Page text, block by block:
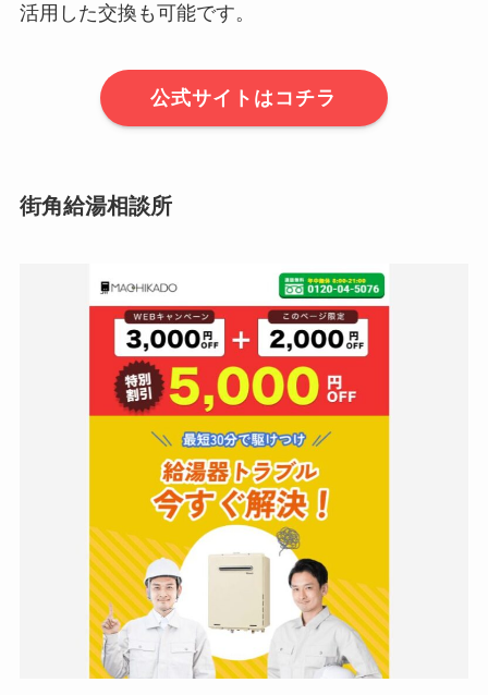
活用した交換も可能です。
公式サイトはコチラ
街角給湯相談所